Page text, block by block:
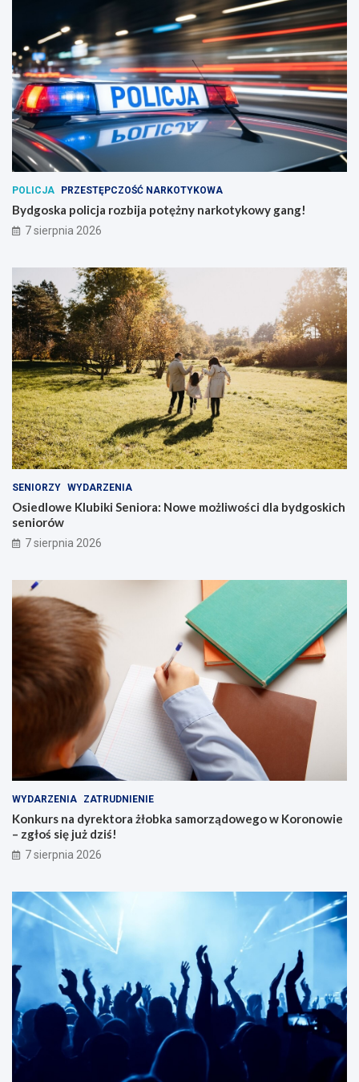
POLICJA PRZESTĘPCZOŚĆ NARKOTYKOWA
Bydgoska policja rozbija potężny narkotykowy gang!
7 sierpnia 2026
SENIORZY WYDARZENIA
Osiedlowe Klubiki Seniora: Nowe możliwości dla bydgoskich
seniorów
7 sierpnia 2026
WYDARZENIA ZATRUDNIENIE
Konkurs na dyrektora żłobka samorządowego w Koronowie
– zgłoś się już dziś!
7 sierpnia 2026